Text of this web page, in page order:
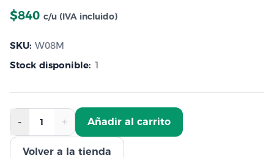
$840 c/u (IVA incluido)
SKU: W08M
Stock disponible: 1
- 1 + Añadir al carrito
Volver a la tienda